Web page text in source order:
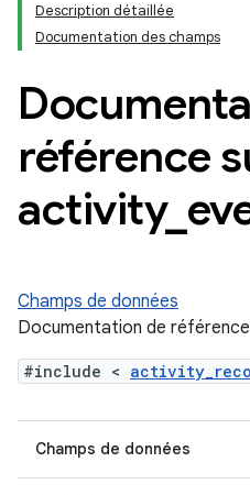
Description détaillée
Documentation des champs
référence
activity_
Champs de données
Documentation de
#include <
Champs de données